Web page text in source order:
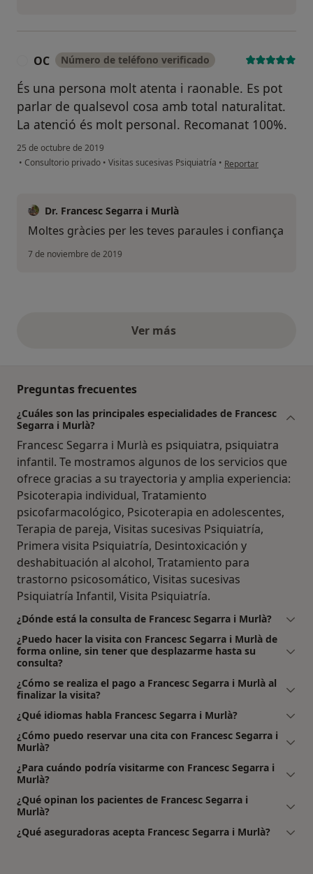
OC Número de teléfono verificado
És una persona molt atenta i raonable. Es pot
parlar de qualsevol cosa amb total naturalitat.
La atenció és molt personal. Recomanat 100%.
25 de octubre de 2019
• Consultorio privado • Visitas sucesivas Psiquiatría • en opinión del usuario
Reportar
Dr. Francesc Segarra i Murlà
Moltes gràcies per les teves paraules i confiança
7 de noviembre de 2019
Ver másopiniones anteriores
Preguntas frecuentes
¿Cuáles son las principales especialidades de Francesc
Segarra i Murlà?
Francesc Segarra i Murlà es psiquiatra, psiquiatra
infantil. Te mostramos algunos de los servicios que
ofrece gracias a su trayectoria y amplia experiencia:
Psicoterapia individual, Tratamiento
psicofarmacológico, Psicoterapia en adolescentes,
Terapia de pareja, Visitas sucesivas Psiquiatría,
Primera visita Psiquiatría, Desintoxicación y
deshabituación al alcohol, Tratamiento para
trastorno psicosomático, Visitas sucesivas
Psiquiatría Infantil, Visita Psiquiatría.
¿Dónde está la consulta de Francesc Segarra i Murlà?
¿Puedo hacer la visita con Francesc Segarra i Murlà de
forma online, sin tener que desplazarme hasta su
consulta?
¿Cómo se realiza el pago a Francesc Segarra i Murlà al
finalizar la visita?
¿Qué idiomas habla Francesc Segarra i Murlà?
¿Cómo puedo reservar una cita con Francesc Segarra i
Murlà?
¿Para cuándo podría visitarme con Francesc Segarra i
Murlà?
¿Qué opinan los pacientes de Francesc Segarra i
Murlà?
¿Qué aseguradoras acepta Francesc Segarra i Murlà?